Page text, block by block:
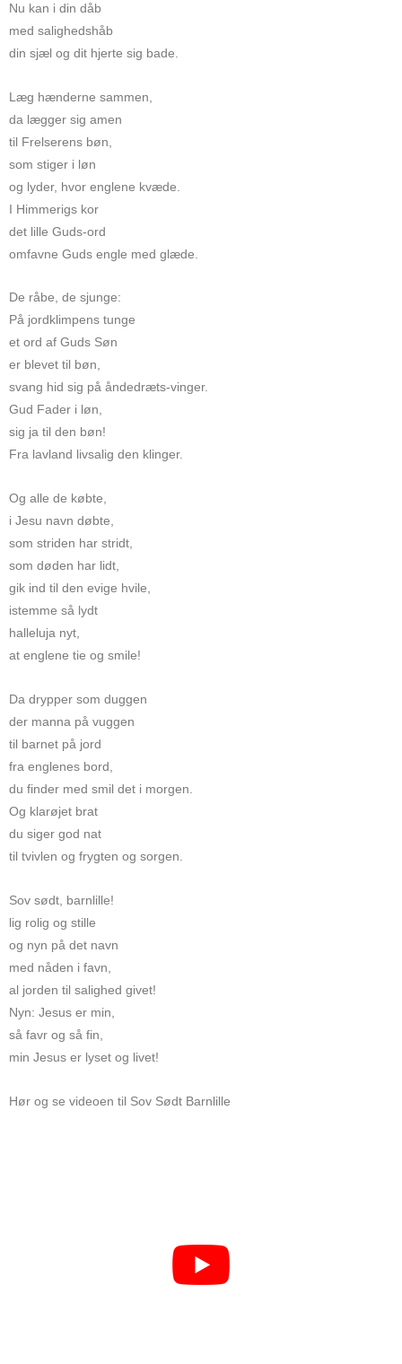
Nu kan i din dåb
med salighedshåb
din sjæl og dit hjerte sig bade.
Læg hænderne sammen,
da lægger sig amen
til Frelserens bøn,
som stiger i løn
og lyder, hvor englene kvæde.
I Himmerigs kor
det lille Guds-ord
omfavne Guds engle med glæde.
De råbe, de sjunge:
På jordklimpens tunge
et ord af Guds Søn
er blevet til bøn,
svang hid sig på åndedræts-vinger.
Gud Fader i løn,
sig ja til den bøn!
Fra lavland livsalig den klinger.
Og alle de købte,
i Jesu navn døbte,
som striden har stridt,
som døden har lidt,
gik ind til den evige hvile,
istemme så lydt
halleluja nyt,
at englene tie og smile!
Da drypper som duggen
der manna på vuggen
til barnet på jord
fra englenes bord,
du finder med smil det i morgen.
Og klarøjet brat
du siger god nat
til tvivlen og frygten og sorgen.
Sov sødt, barnlille!
lig rolig og stille
og nyn på det navn
med nåden i favn,
al jorden til salighed givet!
Nyn: Jesus er min,
så favr og så fin,
min Jesus er lyset og livet!
Hør og se videoen til Sov Sødt Barnlille